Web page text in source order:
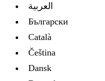
العربية
Български
Català
Čeština
Dansk